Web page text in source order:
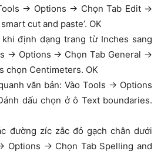
-> Options -> Chọn Tab Edit ->
cut and paste’. OK
định dạng trang từ Inches sang
-> Options -> Chọn Tab General ->
chọn Centimeters. OK
văn bản: Vào Tools -> Options
dấu chọn ở ô Text boundaries.
đường zíc zắc đỏ gạch chân dưới
Options -> Chọn Tab Spelling and